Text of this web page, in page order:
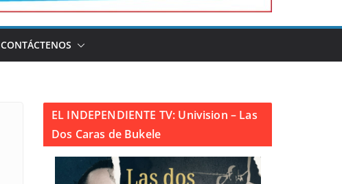
CONTÁCTENOS
EL INDEPENDIENTE TV: Univision – Las
Dos Caras de Bukele